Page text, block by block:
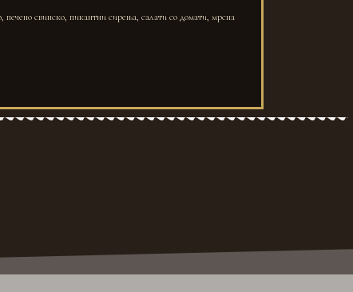
печено свинско, пикантни сирења, салати со домати, мрсна